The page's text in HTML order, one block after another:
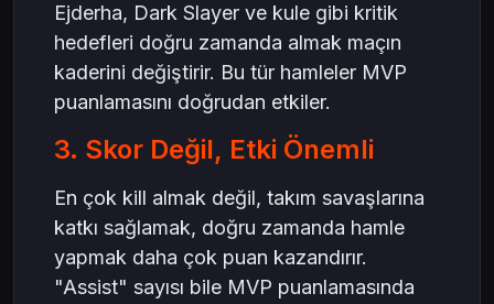
Ejderha, Dark Slayer ve kule gibi kritik
hedefleri doğru zamanda almak maçın
kaderini değiştirir. Bu tür hamleler MVP
puanlamasını doğrudan etkiler.
3. Skor Değil, Etki Önemli
En çok kill almak değil, takım savaşlarına
katkı sağlamak, doğru zamanda hamle
yapmak daha çok puan kazandırır.
"Assist" sayısı bile MVP puanlamasında